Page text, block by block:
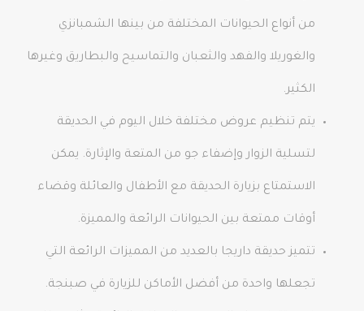
من أنواع الحيوانات المختلفة من بينها الشمبانزي
والغوريلا والفهد والثعبان والتماسيح والبطاريق وغيرها
الكثير.
يتم تنظيم عروض مختلفة خلال اليوم في الحديقة
لتسلية الزوار وإضفاء جو من المتعة والإثارة. يمكن
الاستمتاع بزيارة الحديقة مع الأطفال والعائلة وقضاء
أوقات ممتعة بين الحيوانات الرائعة والمميزة.
تتميز حديقة داريجا بالعديد من المميزات الرائعة التي
تجعلها واحدة من أفضل الأماكن للزيارة في صبنجة.